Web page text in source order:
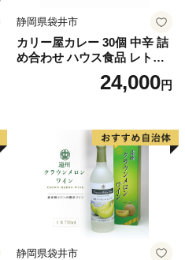
静岡県袋井市
カリー屋カレー 30個 中辛 詰
め合わせ ハウス食品 レトル
24,000円
静岡県袋井市